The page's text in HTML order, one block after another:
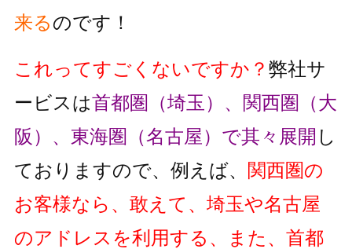
来るのです！
これってすごくないですか？ 弊社サ
ービスは首都圏（埼玉）、関西圏（大
阪）、東海圏（名古屋）で其々展開 し
ておりますので、例えば、 関西圏の
お客様なら、敢えて、埼玉や名古屋
のアドレスを利用する、また、首都